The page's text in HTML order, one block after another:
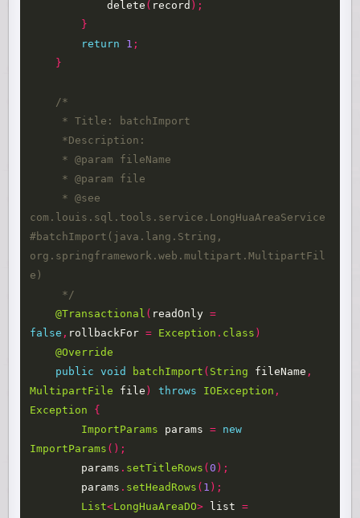
delete ( record );
}
return
1 ;
}
/*
com.louis.sql.tools.service.LongHuaAreaService
#batchImport(java.lang.String,
org.springframework.web.multipart.MultipartFil
e)
     */
@Transactional ( readOnly =
false , rollbackFor = Exception . class )
@Override
public
void batchImport ( String fileName ,
MultipartFile
file ) throws IOException ,
Exception
{
ImportParams
params = new
ImportParams ();
params . setTitleRows (0 );
params . setHeadRows ( 1 );
List<LongHuaAreaDO> list
=